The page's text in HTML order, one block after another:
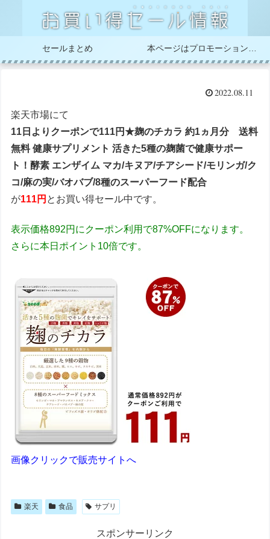
セールまとめ
2022.08.11
楽天市場にて
11日よりクーポンで111円★麹のチカラ 約1ヵ月分 送料
無料 健康サプリメント 活きた5種の麹菌で健康サポー
ト！酵素 エンザイム マカ/キヌア/チアシード/モリンガ/ク
コ/麻の実/バオバブ/8種のスーパーフード配合
が111円 とお買い得セール中です。
表示価格892円にクーポン利用で87%OFFになります。
さらに本日ポイント10倍です。
画像クリックで販売サイトへ
楽天 食品 サプリ
スポンサーリンク